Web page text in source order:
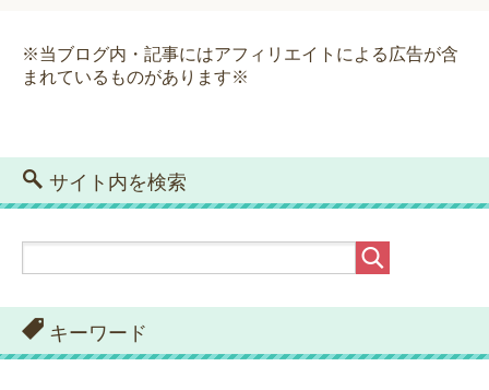
※当ブログ内・記事にはアフィリエイトによる広告が含
まれているものがあります※
サイト内を検索
キーワード